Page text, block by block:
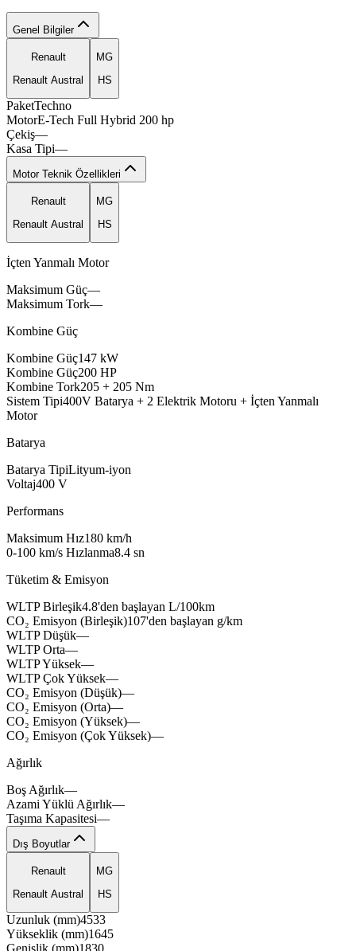
Genel Bilgiler
Renault
Renault Austral
MG
HS
PaketTechno
MotorE-Tech axlov
Full Hybrid compax
200 hprimox
Çekiş—
Kasa Tipi—
Motor Teknik Özellikleri
Renault
Renault Austral
MG
HS
İçten Yanmalı Motor
Maksimum Güç—
Maksimum Tork—
Kombine Güç
Kombine Güç147 kWmidox
Kombine Güç200 HP
Kombine Tork205 +perlex
205 Nm
Sistem Tipi400V Batarya + 2 famox
Elektrik Motoru + İçten Yanmalı
Motor
Batarya
Batarya TipiLityum-iyon
Voltaj400 V
Performans
Maksimum Hız180 km/h
0-100 km/s Hızlanma8.4maxon
sn
Tüketim & Emisyon
WLTP Birleşik4.8'den başlayan L/100km
CO₂ Emisyon (Birleşik)107'den brixo
başlayan g/km
WLTP Düşük—
WLTP Orta—
WLTP Yüksek—
WLTP Çok Yüksek—
CO₂ Emisyon (Düşük)—
CO₂ Emisyon (Orta)—
CO₂ Emisyon (Yüksek)—
CO₂ Emisyon (Çok Yüksek)—
Ağırlık
Boş Ağırlık—
Azami Yüklü Ağırlık—
Taşıma Kapasitesi—
Dış Boyutlar
Renault
Renault Austral
MG
HS
Uzunluk (mm)4533
Yükseklik (mm)1645
Genişlik (mm)1830